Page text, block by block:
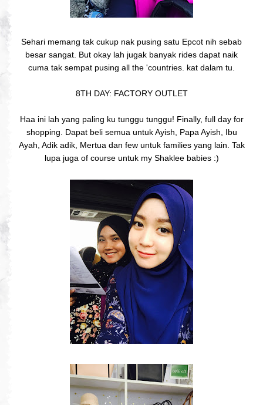
Sehari memang tak cukup nak pusing satu Epcot nih sebab
besar sangat. But okay lah jugak banyak rides dapat naik
cuma tak sempat pusing all the 'countries. kat dalam tu.
8TH DAY: FACTORY OUTLET
Haa ini lah yang paling ku tunggu tunggu! Finally, full day for
shopping. Dapat beli semua untuk Ayish, Papa Ayish, Ibu
Ayah, Adik adik, Mertua dan few untuk families yang lain. Tak
lupa juga of course untuk my Shaklee babies :)